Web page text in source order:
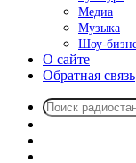
Медиа
Музыка
Шоу-
О сайте
Обратная связь